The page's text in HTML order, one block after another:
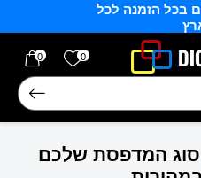
בכל הזמנה לכל
0 הרשימה
0
סוג המדפסת שלכם